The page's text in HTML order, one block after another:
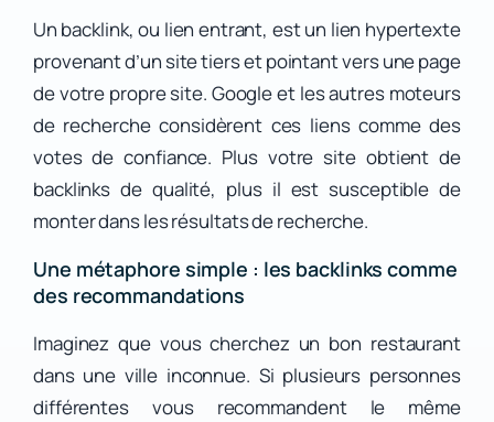
Un backlink, ou lien entrant, est un lien hypertexte
provenant d’un site tiers et pointant vers une page
de votre propre site. Google et les autres moteurs
de recherche considèrent ces liens comme des
votes de confiance. Plus votre site obtient de
backlinks de qualité, plus il est susceptible de
monter dans les résultats de recherche.
Une métaphore simple : les backlinks comme
des recommandations
Imaginez que vous cherchez un bon restaurant
dans une ville inconnue. Si plusieurs personnes
différentes vous recommandent le même